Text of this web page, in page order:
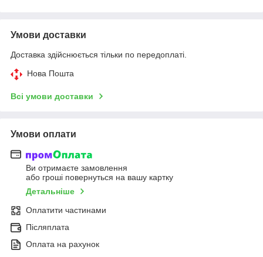
Умови доставки
Доставка здійснюється тільки по передоплаті.
Нова Пошта
Всі умови доставки
Умови оплати
Ви отримаєте замовлення
або гроші повернуться на вашу картку
Детальніше
Оплатити частинами
Післяплата
Оплата на рахунок